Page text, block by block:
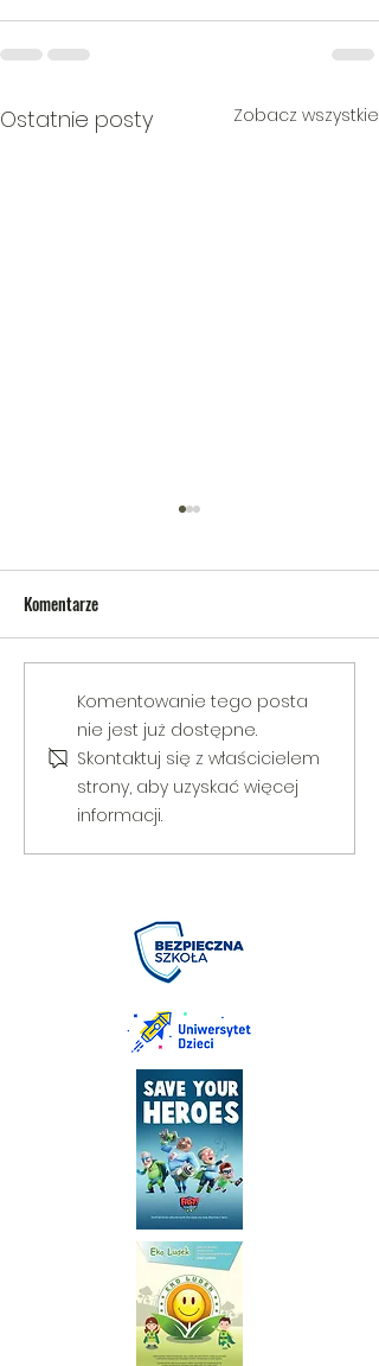
Ostatnie posty Zobacz wszystkie
V Gminny Turniej Szachowy o
Puchar Burmistrza Bełżyc
Komentarze
Komentowanie tego posta
nie jest już dostępne.
Skontaktuj się z właścicielem
strony, aby uzyskać więcej
informacji.